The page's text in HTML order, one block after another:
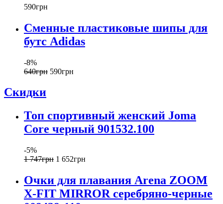
590грн
Сменные пластиковые шипы для
бутс Adidas
-8%
640грн 590грн
Скидки
Топ спортивный женский Joma
Core черный 901532.100
-5%
1 747грн 1 652грн
Очки для плавания Arena ZOOM
X-FIT MIRROR серебряно-черные